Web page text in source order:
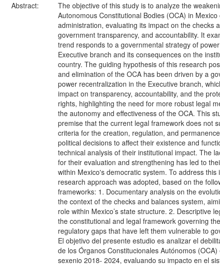
Abstract:
The objective of this study is to analyze the
Autonomous Constitutional Bodies (OCA) in
administration, evaluating its impact on the checks
government transparency, and accountability. It
trend responds to a governmental strategy of
Executive branch and its consequences on the
country. The guiding hypothesis of this research
and elimination of the OCA has been driven by a
power recentralization in the Executive branch,
impact on transparency, accountability, and the
rights, highlighting the need for more robust legal
the autonomy and effectiveness of the OCA. This
premise that the current legal framework does not
criteria for the creation, regulation, and
political decisions to affect their existence and
technical analysis of their institutional impact. The
for their evaluation and strengthening has led to
within Mexico's democratic system. To address this
research approach was adopted, based on the
frameworks: 1. Documentary analysis on the
the context of the checks and balances system,
role within Mexico’s state structure. 2. Descriptive
the constitutional and legal framework governing
regulatory gaps that have left them vulnerable to
El objetivo del presente estudio es analizar el
de los Órganos Constitucionales Autónomos
sexenio 2018- 2024, evaluando su impacto en el